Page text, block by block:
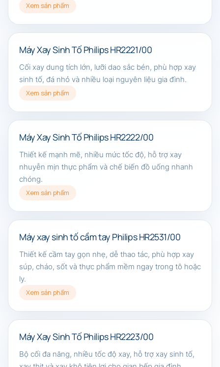
Xem sản phẩm
Máy Xay Sinh Tố Philips HR2221/00
Cối xay dung tích lớn, lưỡi dao sắc bén, phù hợp xay
sinh tố, đá nhỏ và nhiều loại nguyên liệu gia đình.
Xem sản phẩm
Máy Xay Sinh Tố Philips HR2222/00
Thiết kế mạnh mẽ, nhiều mức tốc độ, hỗ trợ xay
nhuyễn mịn thực phẩm và chế biến đồ uống nhanh
chóng.
Xem sản phẩm
Máy xay sinh tố cầm tay Philips HR2531/00
Thiết kế cầm tay gọn nhẹ, dễ thao tác, phù hợp xay
súp, cháo, sốt và thực phẩm mềm ngay trong tô hoặc
ly.
Xem sản phẩm
Máy Xay Sinh Tố Philips HR2223/00
Bộ cối đa năng, nhiều tốc độ xay, hỗ trợ xay sinh tố,